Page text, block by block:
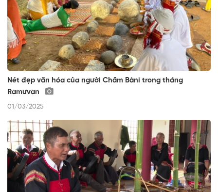
Nét đẹp văn hóa của người Chăm Bàni trong tháng
Ramưvan
01/03/2025